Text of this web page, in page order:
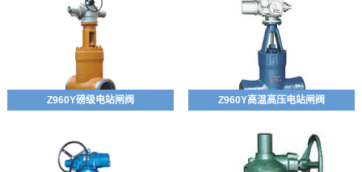
Z960Y磅级电站闸阀 Z960Y高温高压电站闸阀